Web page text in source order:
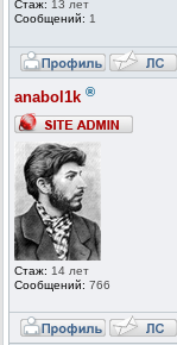
Стаж: 13 лет
Сообщений: 1
anabol1k ®
Стаж: 14 лет
Сообщений: 766